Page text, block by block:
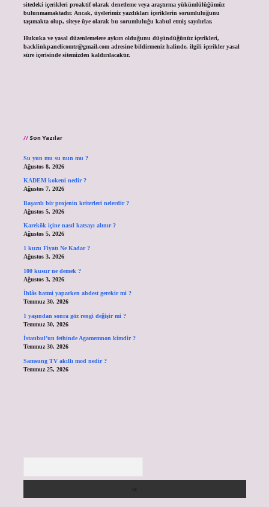
sitedeki içerikleri proaktif olarak denetleme veya araştırma yükümlülüğümüz
bulunmamaktadır. Ancak, üyelerimiz yazdıkları içeriklerin sorumluluğunu
taşımakta olup, siteye üye olarak bu sorumluluğu kabul etmiş sayılırlar.
Hukuka ve yasal düzenlemelere aykırı olduğunu düşündüğünüz içerikleri,
backlinkpanelicomtr@gmail.comadresine bildirmeniz halinde, ilgili içerikler yasal
süre içerisinde sitemizden kaldırılacaktır.
Son Yazılar
Su yun mu su nun mu ?
Ağustos 8, 2026
KADEM kokeni nedir ?
Ağustos 7, 2026
Başarılı bir projenin kriterleri nelerdir ?
Ağustos 5, 2026
Karekök içine nasıl katsayı alınır ?
Ağustos 5, 2026
1 kuzu Fiyatı Ne Kadar ?
Ağustos 3, 2026
100 kusur ne demek ?
Ağustos 3, 2026
İhlâs hatmi yaparken abdest gerekir mi ?
Temmuz 30, 2026
1 yaşından sonra göz rengi değişir mi ?
Temmuz 30, 2026
İstanbul’un fethinde Agamemnon kimdir ?
Temmuz 30, 2026
Samsung TV akıllı mod nedir ?
Temmuz 25, 2026